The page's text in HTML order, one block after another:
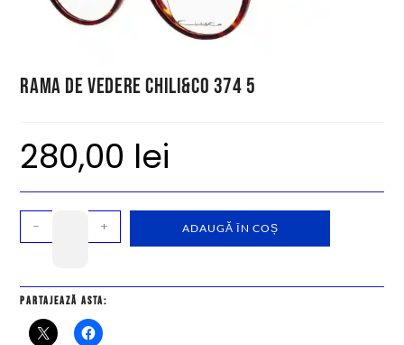
Rama de vedere Chili&Co 374 5
280,00 lei
- + ADAUGĂ ÎN COȘ
Partajează asta: